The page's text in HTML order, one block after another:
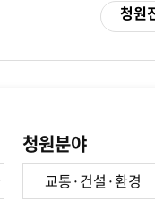
청원
청원분야